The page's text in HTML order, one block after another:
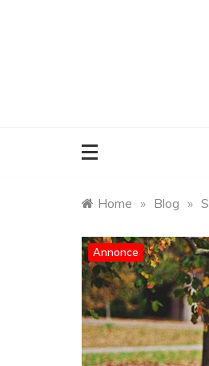
Home » Blog »
Annonce